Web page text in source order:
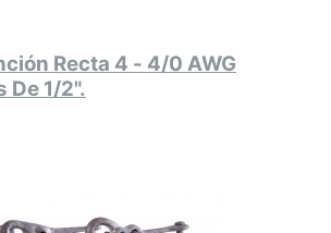
Recta 4 - 4/0 AWG
De 1/2".